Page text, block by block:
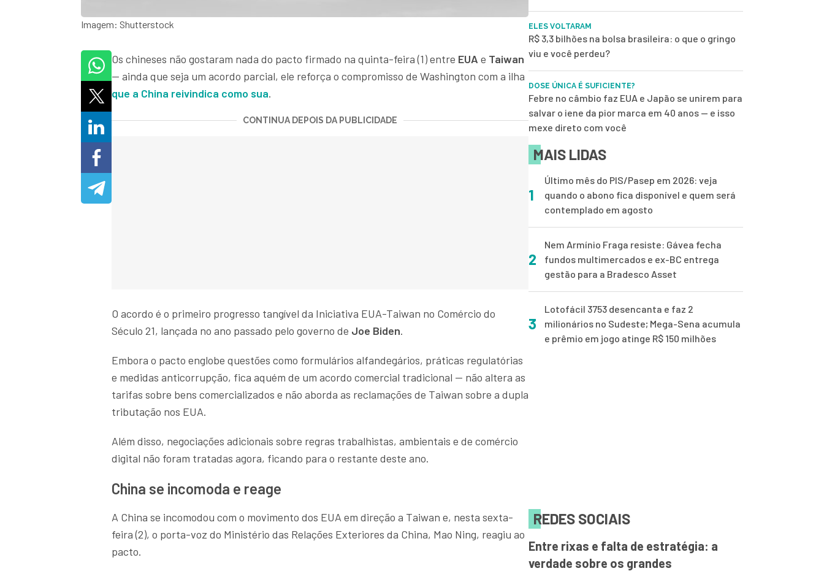
Imagem: Shutterstock
Os chineses não gostaram nada do pacto firmado na quinta-feira (1) entre EUA e Taiwan
— ainda que seja um acordo parcial, ele reforça o compromisso de Washington com a ilha
que a China reivindica como sua.
CONTINUA DEPOIS DA PUBLICIDADE
O acordo é o primeiro progresso tangível da Iniciativa EUA-Taiwan no Comércio do
Século 21, lançada no ano passado pelo governo de Joe Biden.
Embora o pacto englobe questões como formulários alfandegários, práticas regulatórias
e medidas anticorrupção, fica aquém de um acordo comercial tradicional — não altera as
tarifas sobre bens comercializados e não aborda as reclamações de Taiwan sobre a dupla
tributação nos EUA.
Além disso, negociações adicionais sobre regras trabalhistas, ambientais e de comércio
digital não foram tratadas agora, ficando para o restante deste ano.
China se incomoda e reage
A China se incomodou com o movimento dos EUA em direção a Taiwan e, nesta sexta-
feira (2), o porta-voz do Ministério das Relações Exteriores da China, Mao Ning, reagiu ao
pacto.
ELES VOLTARAM
R$ 3,3 bilhões na bolsa brasileira: o que o gringo
viu e você perdeu?
DOSE ÚNICA É SUFICIENTE?
Febre no câmbio faz EUA e Japão se unirem para
salvar o iene da pior marca em 40 anos — e isso
mexe direto com você
MAIS LIDAS
1
Último mês do PIS/Pasep em 2026: veja
quando o abono fica disponível e quem será
contemplado em agosto
2
Nem Armínio Fraga resiste: Gávea fecha
fundos multimercados e ex-BC entrega
gestão para a Bradesco Asset
3
Lotofácil 3753 desencanta e faz 2
milionários no Sudeste; Mega-Sena acumula
e prêmio em jogo atinge R$ 150 milhões
REDES SOCIAIS
Entre rixas e falta de estratégia: a
verdade sobre os grandes